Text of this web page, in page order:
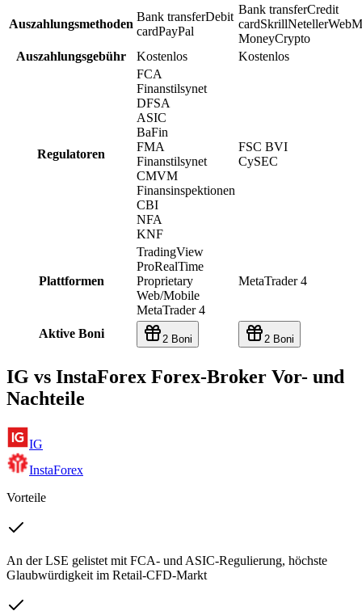
Auszahlungsmethoden
Bank transferDebit
cardPayPal
Bank transferCredit
cardSkrillNeteller
MoneyCrypto
Auszahlungsgebühr
Kostenlos Kostenlos
Regulatoren
FCA
Finanstilsynet
DFSA
ASIC
BaFin
FMA
Finanstilsynet
CMVM
Finansinspektionen
CBI
NFA
KNF
FSC BVI
CySEC
Plattformen
TradingView
ProRealTime
Proprietary
Web/Mobile
MetaTrader 4
MetaTrader 4
Aktive Boni 2 Boni 2 Boni
IG vs InstaForex Forex-Broker Vor- und
Nachteile
IG
InstaForex
Vorteile
An der LSE gelistet mit FCA- und ASIC-Regulierung, höchste
Glaubwürdigkeit im Retail-CFD-Markt